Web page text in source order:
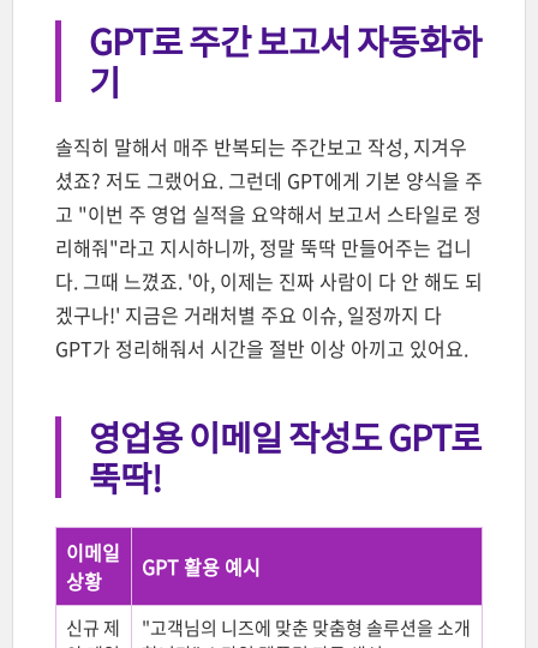
GPT로 주간 보고서 자동화하
기
솔직히 말해서 매주 반복되는 주간보고 작성, 지겨우
셨죠? 저도 그랬어요. 그런데 GPT에게 기본 양식을 주
고 "이번 주 영업 실적을 요약해서 보고서 스타일로 정
리해줘"라고 지시하니까, 정말 뚝딱 만들어주는 겁니
다. 그때 느꼈죠. '아, 이제는 진짜 사람이 다 안 해도 되
겠구나!' 지금은 거래처별 주요 이슈, 일정까지 다
GPT가 정리해줘서 시간을 절반 이상 아끼고 있어요.
영업용 이메일 작성도 GPT로
뚝딱!
이메일
상황
GPT 활용 예시
신규 제
"고객님의 니즈에 맞춘 맞춤형 솔루션을 소개